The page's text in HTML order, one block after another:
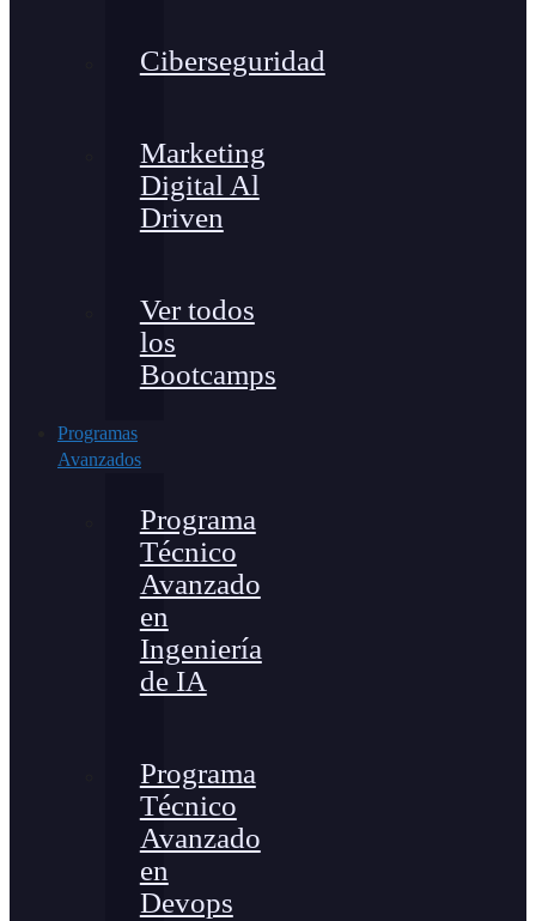
Ciberseguridad
Marketing
Digital Al
Driven
Ver todos
los
Bootcamps
Programas
Avanzados
Programa
Técnico
Avanzado
en
Ingeniería
de IA
Programa
Técnico
Avanzado
en
Devops